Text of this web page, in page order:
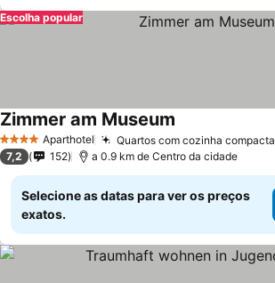
Escolha popular
4 EstrelasAparthotel Quartos com cozinha compacta
Zimmer am Museum
7,2 152 a 0.9 km de Centro da cidade
Selecione as datas para ver os preços
exatos.